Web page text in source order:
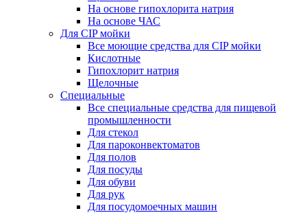
На основе гипохлорита натрия
На основе ЧАС
Для CIP мойки
Все моющие средства для CIP мойки
Кислотные
Гипохлорит натрия
Щелочные
Специальные
Все специальные средства для пищевой
промышленности
Для стекол
Для пароконвектоматов
Для полов
Для посуды
Для обуви
Для рук
Для посудомоечных машин